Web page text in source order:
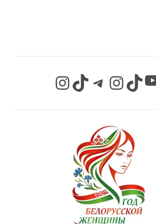
InstagramTikTok Telegram InstagramTikTok YouTube